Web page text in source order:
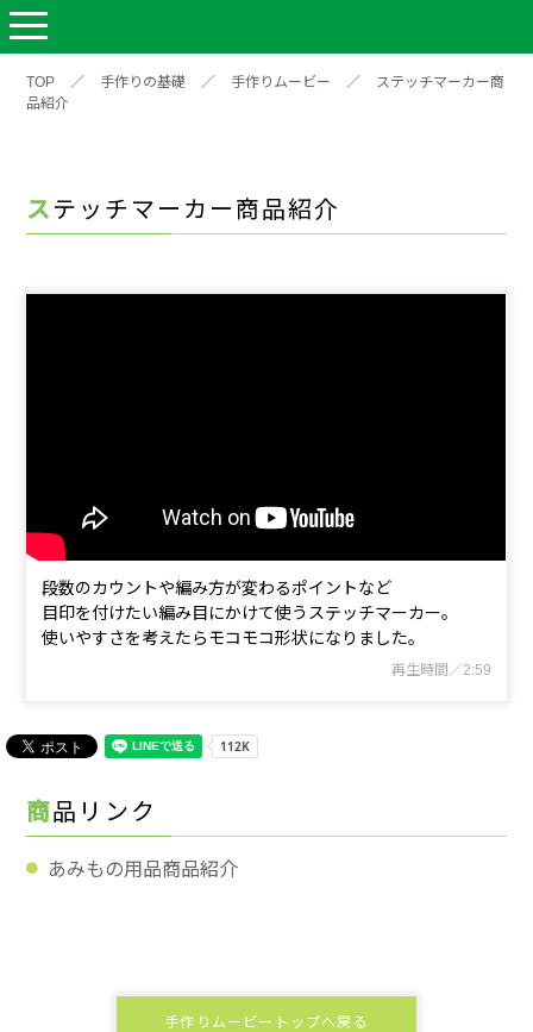
TOP ／ 手作りの基礎 ／ 手作りムービー ／
ステッチマーカー商
品紹介
ステッチマーカー商品紹介
段数のカウントや編み方が変わるポイントなど
目印を付けたい編み目にかけて使うステッチマーカー。
使いやすさを考えたらモコモコ形状になりました。
再生時間／2:59
商品リンク
あみもの用品商品紹介
手作りムービートップへ戻る